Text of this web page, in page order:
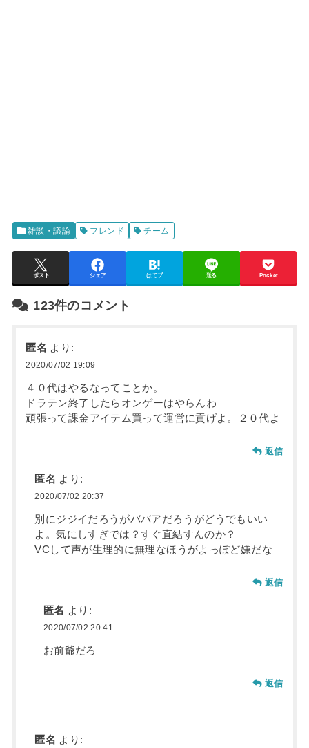
雑談・議論 フレンド チーム
ポスト シェア はてブ 送る Pocket
123件のコメント
匿名 より:
2020/07/02 19:09
４０代はやるなってことか。
ドラテン終了したらオンゲーはやらんわ
頑張って課金アイテム買って運営に貢げよ。２０代よ
返信
匿名 より:
2020/07/02 20:37
別にジジイだろうがババアだろうがどうでもいい
よ。気にしすぎでは？すぐ直結すんのか？
VCして声が生理的に無理なほうがよっぽど嫌だな
返信
匿名 より:
2020/07/02 20:41
お前爺だろ
返信
匿名 より: